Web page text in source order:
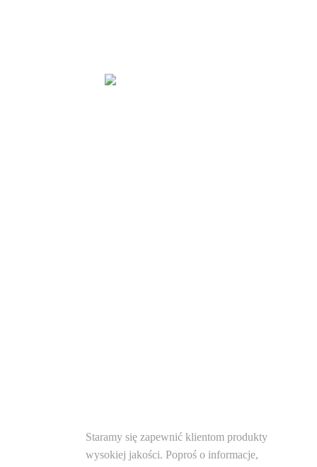
Staramy się zapewnić klientom produkty
wysokiej jakości. Poproś o informacje,